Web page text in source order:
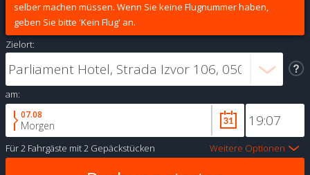
selber machen müssen. Wenn Sie keine Flugnummer haben,
geben Sie bitte 'Kein Flug' an.
Zielort:
am:
07.08
Morgen
Für2 Fahrgäste mit2 Gepäckstücken Weitere Optionen